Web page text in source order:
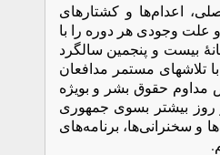
پیش، در مقالۀ مفصلی، اعدام‌ها و کشتارهای
علت وجودی هر دوره را با
در نوشتۀ حاضر و در آستانۀ بیست و پنجمین سالگرد
با تلاشهای مستمر مدافعان
حقوق بشر و بویژه
روز بیشتر بسوی جمهوری
و سخنرانی‌ها، برنامه‌های